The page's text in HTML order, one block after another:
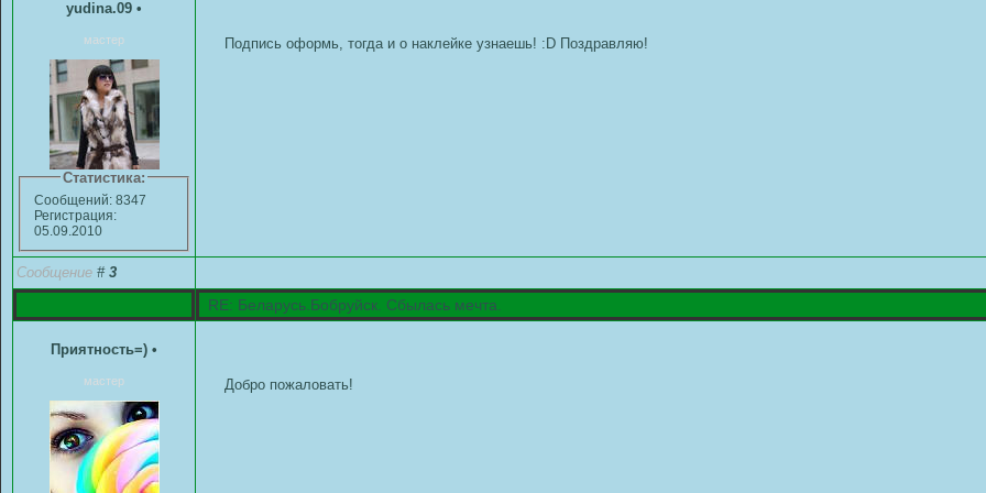
yudina.09 •
мастер
Статистика:
Сообщений: 8347
Регистрация:
05.09.2010
Подпись оформь, тогда и о наклейке узнаешь! :D Поздравляю!
Сообщение # 3
RE: Беларусь.Бобруйск. Сбылась мечта.
Приятность=) •
мастер Добро пожаловать!